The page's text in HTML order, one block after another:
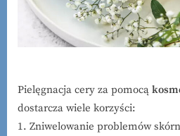
Pielęgnacja cery za pomocą
dostarcza wiele korzyści:
1. Zniwelowanie problemów